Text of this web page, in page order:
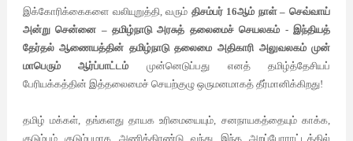
இக்கோரிக்கைகளை வலியுறுத்தி, வரும் திசம்பர் 16ஆம் நாள் – செவ்வாய்
அன்று சென்னை – தமிழ்நாடு அரசுத் தலைமைச் செயலகம் - இந்தியத்
தேர்தல் ஆணையத்தின் தமிழ்நாடு தலைமை அதிகாரி அலுவலகம் முன்
மாபெரும் ஆர்ப்பாட்டம் முன்னெடுப்பது எனத் தமிழ்த்தேசியப்
பேரியக்கத்தின் இத்தலைமைச் செயற்குழு ஒருமனமாகத் தீர்மானிக்கிறது!
தமிழ் மக்கள், தங்களது தாயக உரிமையையும், சனநாயகத்தையும் காக்க,
குடும்பம் குடும்பமாக அணித்திரண்டு வந்து இந்த அறப்போராட்டத்தில்